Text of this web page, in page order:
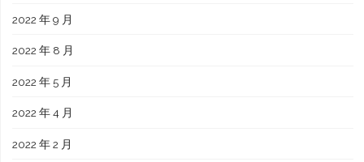
2022 年 9 月
2022 年 8 月
2022 年 5 月
2022 年 4 月
2022 年 2 月